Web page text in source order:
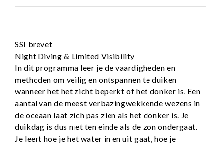
SSI brevet
Night Diving & Limited Visibility
In dit programma leer je de vaardigheden en
methoden om veilig en ontspannen te duiken
wanneer het het zicht beperkt of het donker is. Een
aantal van de meest verbazingwekkende wezens in
de oceaan laat zich pas zien als het donker is. Je
duikdag is dus niet ten einde als de zon ondergaat.
Je leert hoe je het water in en uit gaat, hoe je